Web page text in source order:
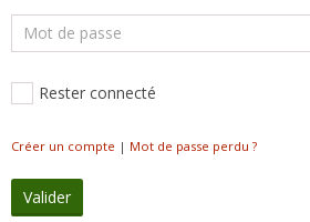
Rester connecté
Créer un compte | Mot de passe perdu ?
Valider